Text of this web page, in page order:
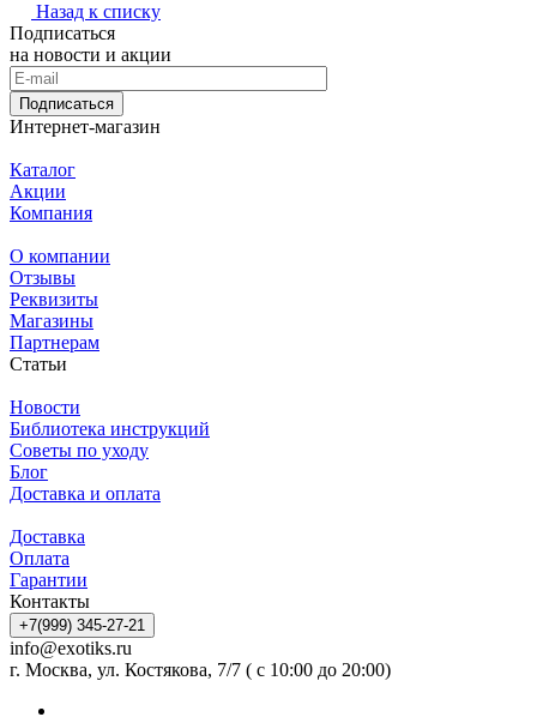
Назад к списку
Подписаться
на новости и акции
Подписаться
Интернет-магазин
Каталог
Акции
Компания
О компании
Отзывы
Реквизиты
Магазины
Партнерам
Статьи
Новости
Библиотека инструкций
Советы по уходу
Блог
Доставка и оплата
Доставка
Оплата
Гарантии
Контакты
+7(999) 345-27-21
info@exotiks.ru
г. Москва, ул. Костякова, 7/7 ( с 10:00 до 20:00)